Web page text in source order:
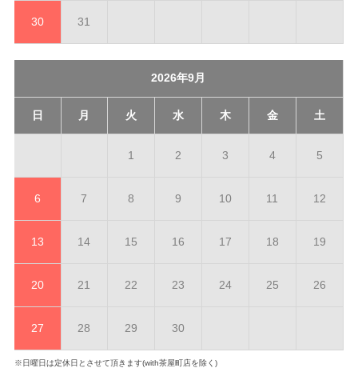
30 31
2026年9月
日 月 火 水 木 金 土
1 2 3 4 5
6 7 8 9 10 11 12
13 14 15 16 17 18 19
20 21 22 23 24 25 26
27 28 29 30
※日曜日は定休日とさせて頂きます(with茶屋町店を除く)